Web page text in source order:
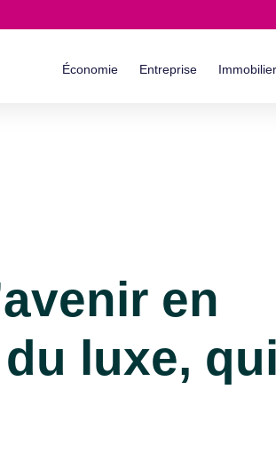
Économie Entreprise Immobilier
en
luxe, qui